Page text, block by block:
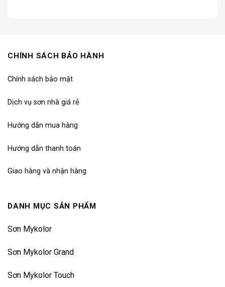
CHÍNH SÁCH BẢO HÀNH
Chính sách bảo mật
Dịch vụ sơn nhà giá rẻ
Hướng dẫn mua hàng
Hướng dẫn thanh toán
Giao hàng và nhận hàng
DANH MỤC SẢN PHẨM
Sơn Mykolor
Sơn Mykolor Grand
Sơn Mykolor Touch